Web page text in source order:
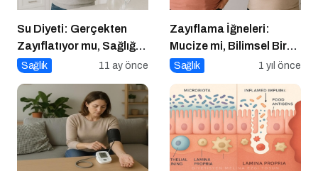
Su Diyeti: Gerçekten
Zayıflatıyor mu, Sağlığa
Zararları Ne?
Sağlık 11 ay önce
Zayıflama İğneleri:
Mucize mi, Bilimsel Bir
Araç mı?
Sağlık 1 yıl önce